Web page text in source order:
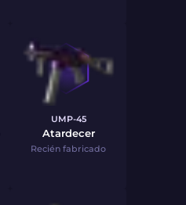
UMP-45
Atardecer
Recién fabricado